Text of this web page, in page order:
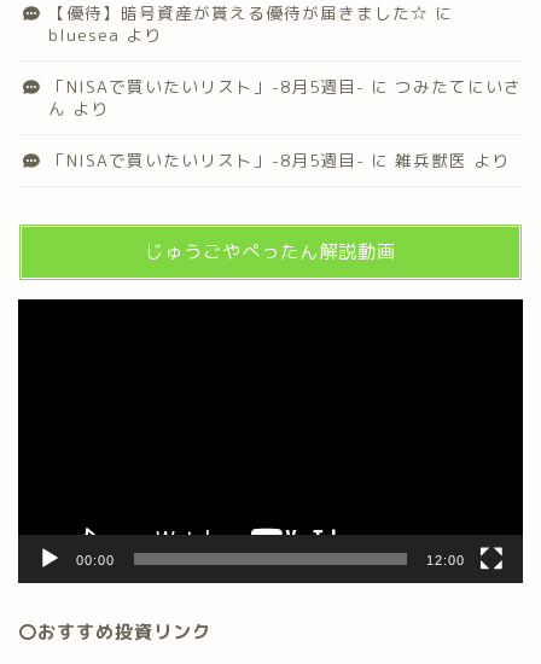
【優待】暗号資産が貰える優待が届きました☆ に
bluesea より
「NISAで買いたいリスト」-8月5週目- に つみたてにいさ
ん より
「NISAで買いたいリスト」-8月5週目- に 雑兵獣医 より
じゅうごやぺったん解説動画
00:00 12:00
〇おすすめ投資リンク